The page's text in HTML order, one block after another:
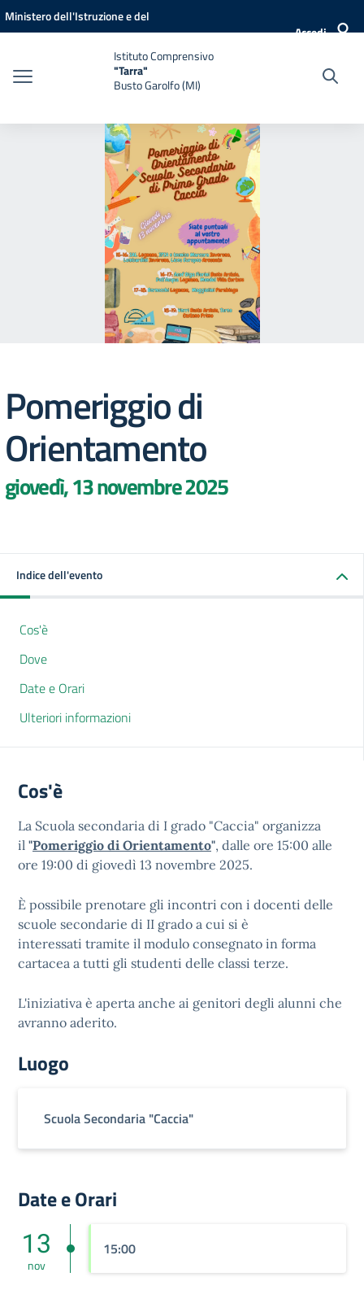
Vai ai contenuti
Vai al menu di navigazione
Vai al footer
Ministero dell'Istruzione e del
Accedi
Istituto Comprensivo
"Tarra"
Busto Garolfo (MI)
Pomeriggio di
Orientamento
giovedì, 13 novembre 2025
Indice dell'evento
Cos'è
Dove
Date e Orari
Ulteriori informazioni
Cos'è
La Scuola secondaria di I grado "Caccia" organizza
il "Pomeriggio di Orientamento", dalle ore 15:00 alle
ore 19:00 di giovedì 13 novembre 2025.
È possibile prenotare gli incontri con i docenti delle
scuole secondarie di II grado a cui si è
interessati tramite il modulo consegnato in forma
cartacea a tutti gli studenti delle classi terze.
L'iniziativa è aperta anche ai genitori degli alunni che
avranno aderito.
Luogo
Scuola Secondaria "Caccia"
Date e Orari
13
nov
15:00